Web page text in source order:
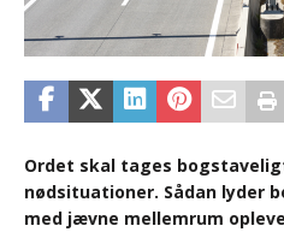
Ordet skal tages
nødsituationer. Sådan lyder
med jævne mellemrum